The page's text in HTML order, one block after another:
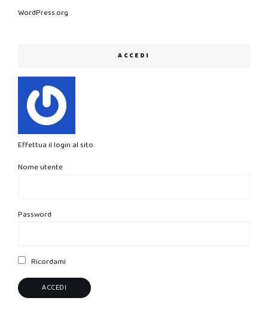
WordPress.org
ACCEDI
Effettua il login al sito.
Nome utente
Password
Ricordami